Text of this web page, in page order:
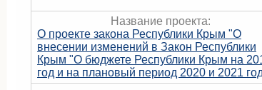
Название проекта:
О проекте закона Республики Крым "О
внесении изменений в Закон Республики
Крым "О бюджете Республики Крым на
год и на плановый период 2020 и 2021